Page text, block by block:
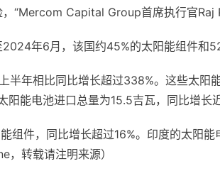
“Mercom Capital Group首席执行官Raj
年6月，该国约45%的太阳能组件和
年相比同比增长超过338%。这些太阳
能电池进口总量为15.5吉瓦，同比增长
件，同比增长超过16%。印度的太阳
转载请注明来源）